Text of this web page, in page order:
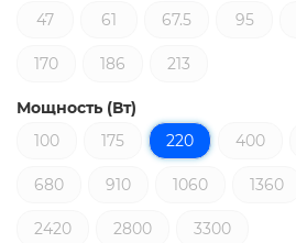
47 61 67.5 95
170 186 213
Мощность (Вт)
100
175 220 400
680 910 1060 1360
2420 2800 3300